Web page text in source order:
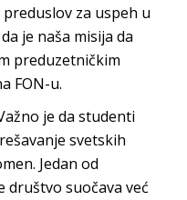
za uspeh u
je naša misija da
preduzetničkim
FON-u.
je da studenti
svetskih
Jedan od
društvo suočava već